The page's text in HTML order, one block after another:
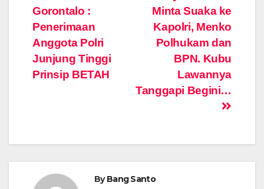
navigation
Minta Suaka ke
Kapolri, Menko
Polhukam dan
BPN. Kubu
Lawannya
Tanggapi Begini…
Gorontalo :
Penerimaan
Anggota Polri
Junjung Tinggi
Prinsip BETAH
ByBang Santo